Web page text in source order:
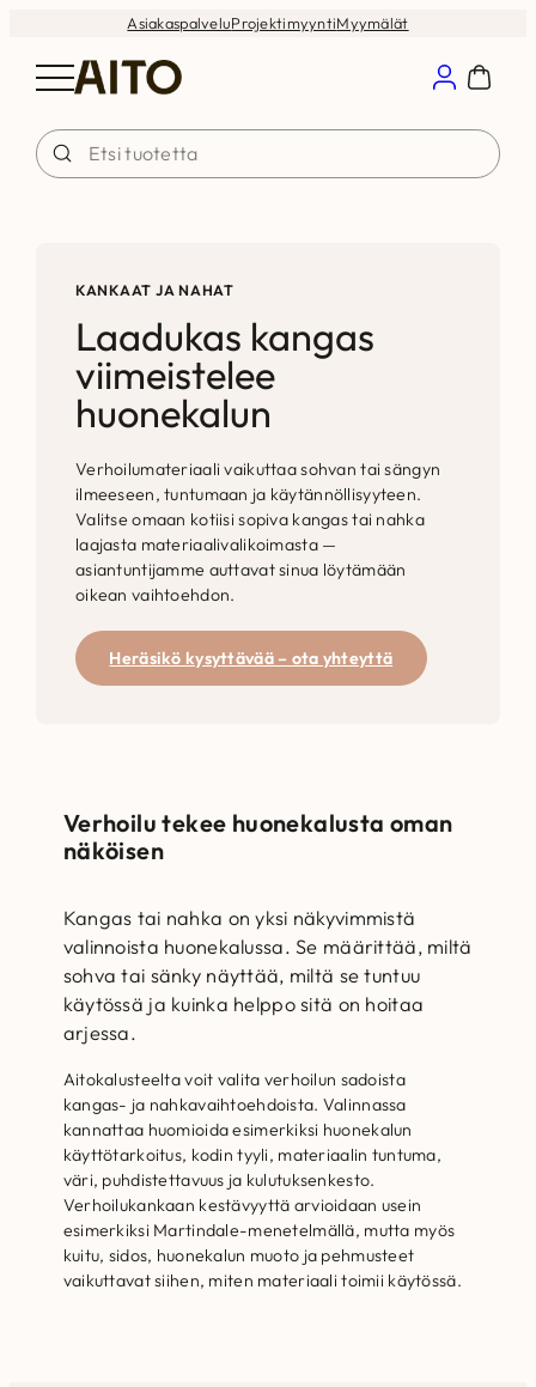
AsiakaspalveluProjektimyyntiMyymälät
KANKAAT JA NAHAT
Laadukas kangas
viimeistelee
huonekalun
Verhoilumateriaali vaikuttaa sohvan tai sängyn
ilmeeseen, tuntumaan ja käytännöllisyyteen.
Valitse omaan kotiisi sopiva kangas tai nahka
laajasta materiaalivalikoimasta —
asiantuntijamme auttavat sinua löytämään
oikean vaihtoehdon.
Heräsikö kysyttävää – ota yhteyttä
Verhoilu tekee huonekalusta oman
näköisen
Kangas tai nahka on yksi näkyvimmistä
valinnoista huonekalussa. Se määrittää, miltä
sohva tai sänky näyttää, miltä se tuntuu
käytössä ja kuinka helppo sitä on hoitaa
arjessa.
Aitokalusteelta voit valita verhoilun sadoista
kangas- ja nahkavaihtoehdoista. Valinnassa
kannattaa huomioida esimerkiksi huonekalun
käyttötarkoitus, kodin tyyli, materiaalin tuntuma,
väri, puhdistettavuus ja kulutuksenkesto.
Verhoilukankaan kestävyyttä arvioidaan usein
esimerkiksi Martindale-menetelmällä, mutta myös
kuitu, sidos, huonekalun muoto ja pehmusteet
vaikuttavat siihen, miten materiaali toimii käytössä.